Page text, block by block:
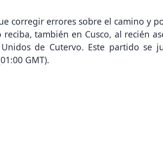
corregir errores sobre el camino y
también en Cusco, al recién
de Cutervo. Este partido se
GMT).